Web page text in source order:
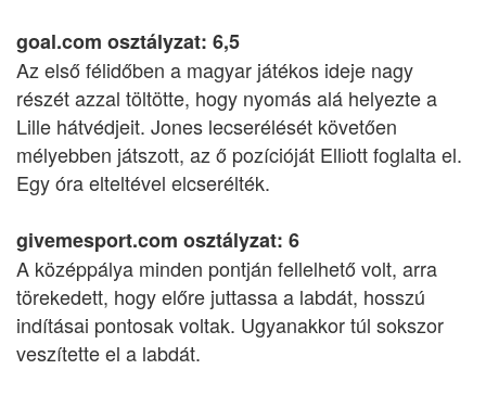
goal.com osztályzat: 6,5
Az első félidőben a magyar játékos ideje nagy
részét azzal töltötte, hogy nyomás alá helyezte a
Lille hátvédjeit. Jones lecserélését követően
mélyebben játszott, az ő pozícióját Elliott foglalta el.
Egy óra elteltével elcserélték.
givemesport.com osztályzat: 6
A középpálya minden pontján fellelhető volt, arra
törekedett, hogy előre juttassa a labdát, hosszú
indításai pontosak voltak. Ugyanakkor túl sokszor
veszítette el a labdát.